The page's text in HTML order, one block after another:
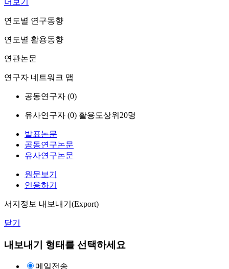
더보기
연도별 연구동향
연도별 활용동향
연관논문
연구자 네트워크 맵
공동연구자 (0)
유사연구자 (0) 활용도상위20명
발표논문
공동연구논문
유사연구논문
원문보기
인용하기
서지정보 내보내기(Export)
닫기
내보내기 형태를 선택하세요
메일전송